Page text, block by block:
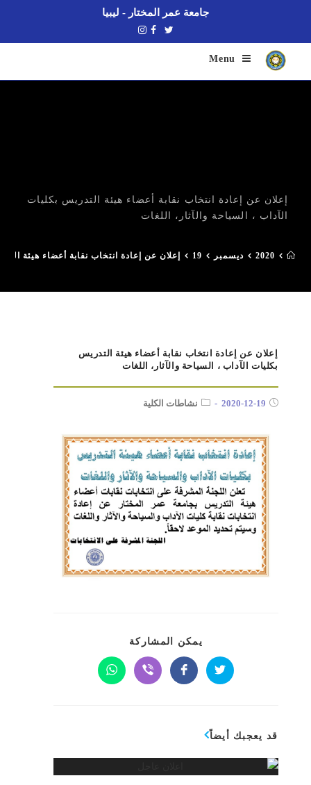
جامعة عمر المختار - ليبيا
Menu
إعلان عن إعادة انتخاب نقابة أعضاء هيئة التدريس بكليات
الآداب ، السياحة والآثار، اللغات
2020 ديسمبر 19 إعلان عن إعادة انتخاب نقابة أعضاء هيئة
إعلان عن إعادة انتخاب نقابة أعضاء هيئة التدريس
بكليات الآداب ، السياحة والآثار، اللغات
2020-12-19 نشاطات الكلية
يمكن المشاركة
قد يعجبك أيضاً